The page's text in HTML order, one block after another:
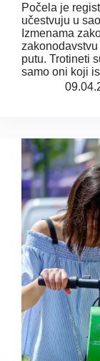
Počela je
učestvuju u
Izmenama
putu. Trotineti
samo oni koji